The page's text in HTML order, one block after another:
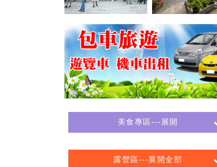
美食專區---展開
露營區---展開全部